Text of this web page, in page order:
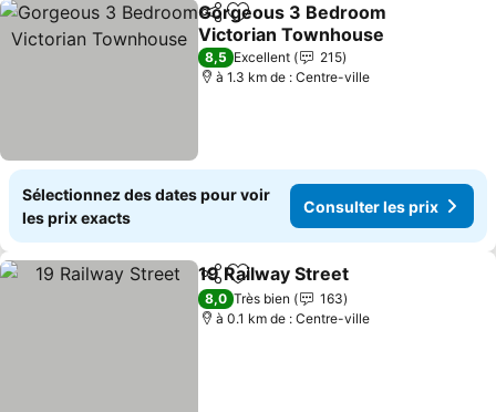
PartagerAjouter à mes favoris
Gorgeous 3 Bedroom
Victorian Townhouse
Consulter les prix
8,5 Excellent
215
à 1.3 km de : Centre-ville
Sélectionnez des dates pour voir
les prix exacts
Consulter les prix
PartagerAjouter à mes favoris
19 Railway Street
8,0 Très bien
163
à 0.1 km de : Centre-ville